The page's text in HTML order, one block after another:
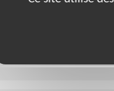
:
5 à 8h par semaine en
progressive. Sync